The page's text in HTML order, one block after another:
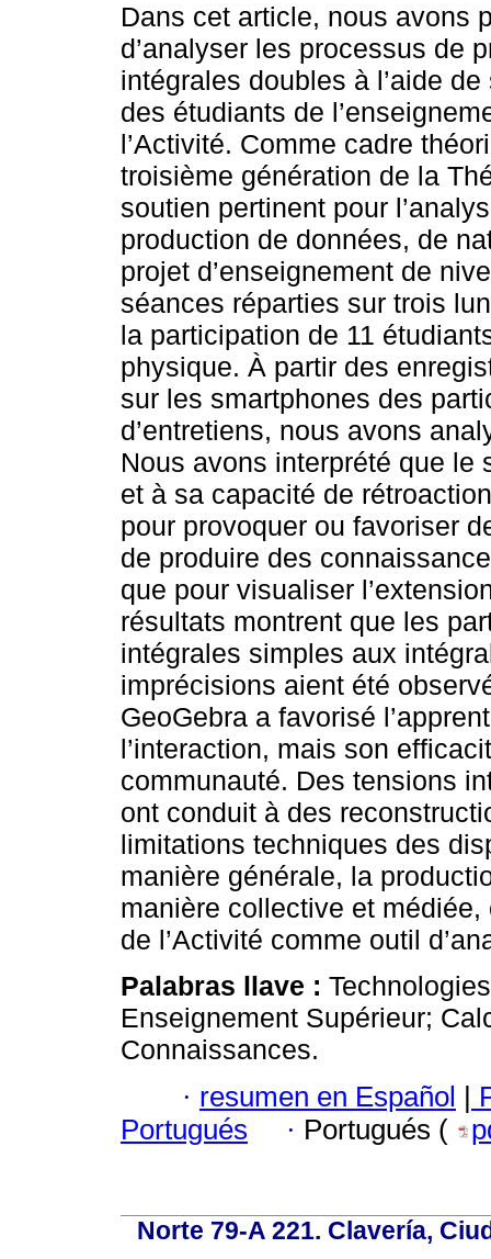
Dans cet article, nous avons
d’analyser les processus de
intégrales doubles à l’aide
des étudiants de
l’Activité. Comme cadre
troisième génération de la
soutien pertinent pour
production de données, de
projet d’enseignement de
séances réparties sur trois
la participation de 11
physique. À partir des
sur les smartphones des
d’entretiens, nous avons
Nous avons interprété que le
et à sa capacité de
pour provoquer ou favoriser
de produire des
que pour visualiser
résultats montrent que les
intégrales simples aux
imprécisions aient été
GeoGebra a favorisé
l’interaction, mais son
communauté. Des tensions
ont conduit à des
limitations techniques des
manière générale, la
manière collective et
de l’Activité comme outil
Palabras llave :
Enseignement Supérieur;
Connaissances.
· resumen en Español |
Portugués
· Portugués (
Norte 79-A 221. Clavería,